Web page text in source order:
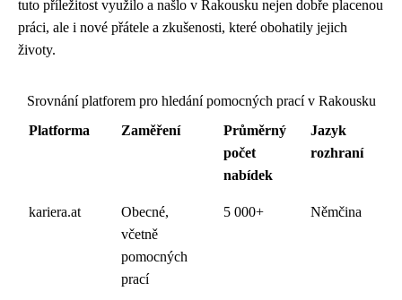
tuto příležitost využilo a našlo v Rakousku nejen dobře placenou
práci, ale i nové přátele a zkušenosti, které obohatily jejich
životy.
Srovnání platforem pro hledání pomocných prací v Rakousku
Platforma
Zaměření
Průměrný
počet
nabídek
Jazyk
rozhraní
kariera.at
Obecné,
včetně
pomocných
prací
5 000+ Němčina